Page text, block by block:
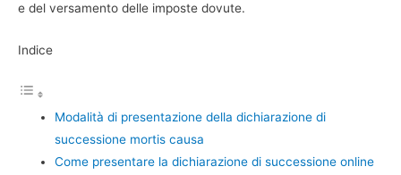
e del versamento delle imposte dovute.
Indice
Modalità di presentazione della dichiarazione di
successione mortis causa
Come presentare la dichiarazione di successione online